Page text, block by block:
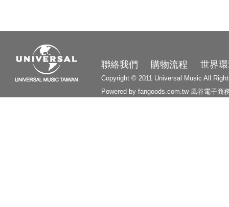
聯絡我們 購物流程 世界
Copyright © 2011 Universal Music All
Powered by fangoods.com.tw 風谷電子商